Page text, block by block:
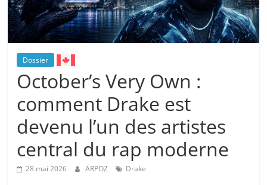
Dossier
October’s Very Own :
comment Drake est
devenu l’un des artistes
central du rap moderne
28 mai 2026 ARPOZ Drake